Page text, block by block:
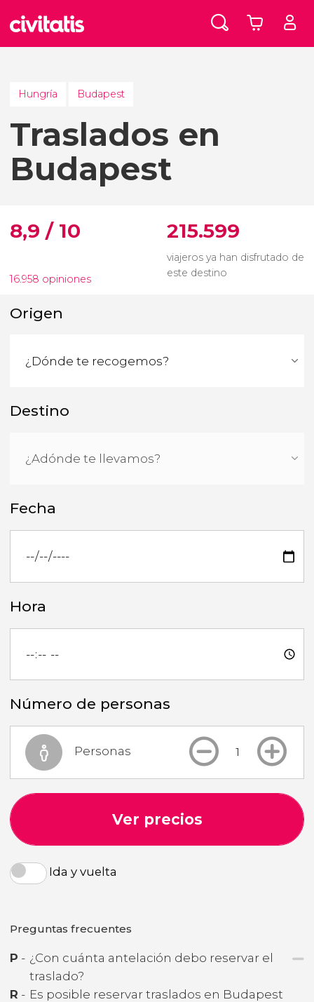
Hungría Budapest
Traslados en
Budapest
8,9 / 10
16.958 opiniones
215.599
viajeros ya han disfrutado de
este destino
Origen
Destino
Fecha
Hora
Número de personas
Personas
Ver precios
Ida y vuelta
Preguntas frecuentes
P - ¿Con cuánta antelación debo reservar el
traslado?
R - Es posible reservar traslados en Budapest